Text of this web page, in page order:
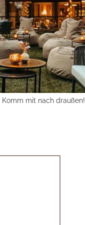
Komm mit nach draußen!